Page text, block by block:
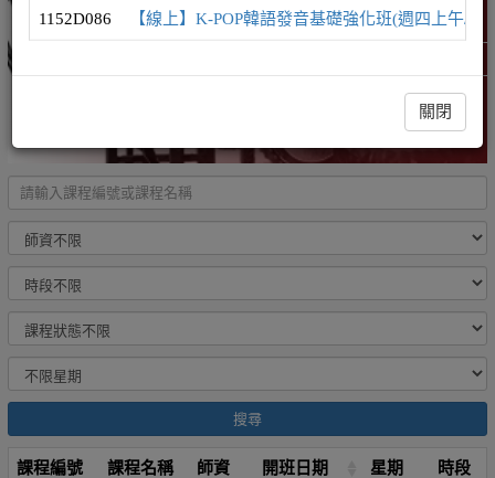
韓語學習地圖
搜尋
課程編號 課程名稱 師資 開班日期 星期 時段
1152D086 【線上】K-POP韓語發音基礎強化班(週四上午/發
關閉